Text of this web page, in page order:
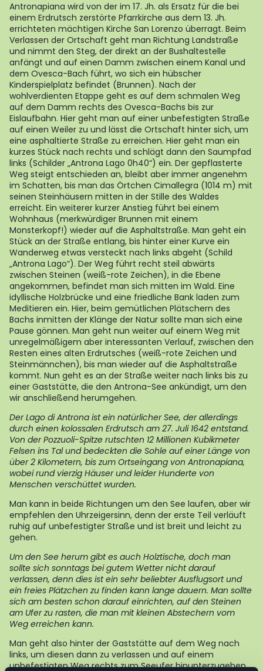
Antronapiana wird von der im 17. Jh. als Ersatz für die bei
einem Erdrutsch zerstörte Pfarrkirche aus dem 13. Jh.
errichteten mächtigen Kirche San Lorenzo überragt. Beim
Verlassen der Ortschaft geht man Richtung Landstraße
und nimmt den Steg, der direkt an der Bushaltestelle
anfängt und auf einen Damm zwischen einem Kanal und
dem Ovesca-Bach führt, wo sich ein hübscher
Kinderspielplatz befindet (Brunnen). Nach der
wohlverdienten Etappe geht es auf dem schmalen Weg
auf dem Damm rechts des Ovesca-Bachs bis zur
Eislaufbahn. Hier geht man auf einer unbefestigten Straße
auf einen Weiler zu und lässt die Ortschaft hinter sich, um
eine asphaltierte Straße zu erreichen. Hier geht man ein
kurzes Stück nach rechts und schlägt dann den Saumpfad
links (Schilder „Antrona Lago 0h40“) ein. Der gepflasterte
Weg steigt entschieden an, bleibt aber immer angenehm
im Schatten, bis man das Örtchen Cimallegra (1014 m) mit
seinen Steinhäusern mitten in der Stille des Waldes
erreicht. Ein weiterer kurzer Anstieg führt bei einem
Wohnhaus (merkwürdiger Brunnen mit einem
Monsterkopf!) wieder auf die Asphaltstraße. Man geht ein
Stück an der Straße entlang, bis hinter einer Kurve ein
Wanderweg etwas versteckt nach links abgeht (Schild
„Antrona Lago“). Der Weg führt recht steil abwärts
zwischen Steinen (weiß-rote Zeichen), in die Ebene
angekommen, befindet man sich mitten im Wald. Eine
idyllische Holzbrücke und eine friedliche Bank laden zum
Meditieren ein. Hier, beim gemütlichen Plätschern des
Bachs inmitten der Klänge der Natur sollte man sich eine
Pause gönnen. Man geht nun weiter auf einem Weg mit
unregelmäßigem aber interessanten Verlauf, zwischen den
Resten eines alten Erdrutsches (weiß-rote Zeichen und
Steinmännchen), bis man wieder auf die Asphaltstraße
kommt. Nun geht es an der Straße weiter nach links bis zu
einer Gaststätte, die den Antrona-See ankündigt, um den
wir anschließend herumgehen.
Der Lago di Antrona ist ein natürlicher See, der allerdings
durch einen kolossalen Erdrutsch am 27. Juli 1642 entstand.
Von der Pozzuoli-Spitze rutschten 12 Millionen Kubikmeter
Felsen ins Tal und bedeckten die Sohle auf einer Länge von
über 2 Kilometern, bis zum Ortseingang von Antronapiana,
wobei rund vierzig Häuser und leider Hunderte von
Menschen verschüttet wurden.
Man kann in beide Richtungen um den See laufen, aber wir
empfehlen den Uhrzeigersinn, denn der erste Teil verläuft
ruhig auf unbefestigter Straße und ist breit und leicht zu
gehen.
Um den See herum gibt es auch Holztische, doch man
sollte sich sonntags bei gutem Wetter nicht darauf
verlassen, denn dies ist ein sehr beliebter Ausflugsort und
ein freies Plätzchen zu finden kann lange dauern. Man sollte
sich am besten schon darauf einrichten, auf den Steinen
am Ufer zu rasten, die man mit kleinen Abstechern vom
Weg erreichen kann.
Man geht also hinter der Gaststätte auf dem Weg nach
links, um diesen dann zu verlassen und auf einem
unbefestigten Weg rechts zum Seeufer hinunterzugehen